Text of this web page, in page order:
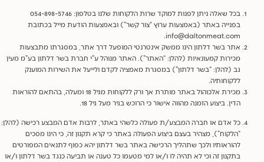
בכל שאלה ניתן לפנות למוקד שרות הלקוחות שלנו בטלפון: 054-898-5746
בפנייה באתר (באמצעות ערוץ “צור קשר”) ובאמצעות הודעת מייל בכתובת
info@daltonmeat.com.
אתר בשר דלתון הינו ממשק אינטרנטי המופעל דרך אתר, במסגרתו מתבצעות
מכירות קמעונאיות (להלן: “האתר”). האתר מנוהל ע”י חברת בשר דלתון בע”מ מעין
גב (להלן: “בשר דלתון”) במסגרת מאמציה לקדם ולייעל את השירות המוענק
ללקוחותיה.
מכירת אלכוהול באתר מותרת אך ורק ללקוחות מגיל 18 ומעלה, בהתאם להוראות
הדין. ביצוע הזמנה מהווה אישור כי הרוכש בגיר מעל גיל 18.
כל אדם או חברה המבצע/ת פעולה כלשהי באתר, לרבות אדם המבצע רכישה (להלן:
“הלקוח”), מצהיר בעצם ביצוע הפעולה באתר כי קרא תקנון זה, כי הינו מסכים
להוראותיו ולכך שתהליך הרכישה באתר בשר דלתון יהא כפוף לתנאים המפורטים
בתקנון זה וכי לא תהיה לו ו/או למי מטעמו כל טענה או תביעה כנגד בשר דלתון ו/או